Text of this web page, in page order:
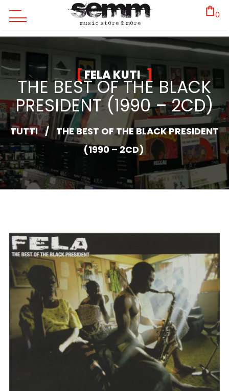
0
FELA KUTI
THE BEST OF THE BLACK
PRESIDENT (1990 – 2CD)
TUTTI / THE BEST OF THE BLACK PRESIDENT
(1990 – 2CD)